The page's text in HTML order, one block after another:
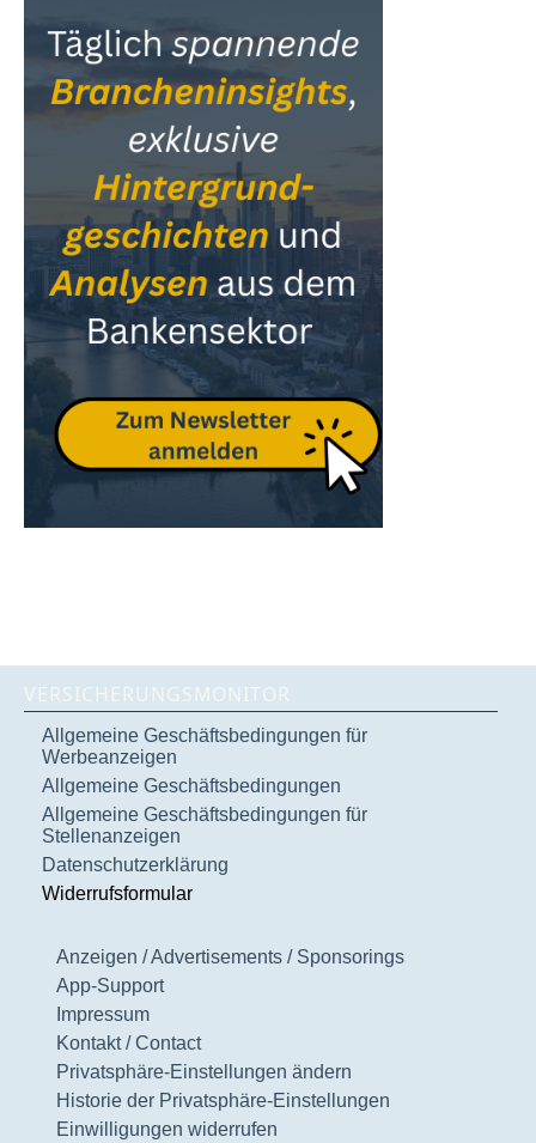
VERSICHERUNGSMONITOR
Allgemeine Geschäftsbedingungen für
Werbeanzeigen
Allgemeine Geschäftsbedingungen
Allgemeine Geschäftsbedingungen für
Stellenanzeigen
Datenschutzerklärung
Widerrufsformular
Anzeigen / Advertisements / Sponsorings
App-Support
Impressum
Kontakt / Contact
Privatsphäre-Einstellungen ändern
Historie der Privatsphäre-Einstellungen
Einwilligungen widerrufen